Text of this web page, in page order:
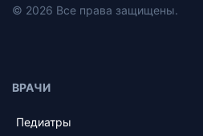
© 2026 Все права защищены.
ВРАЧИ
Педиатры